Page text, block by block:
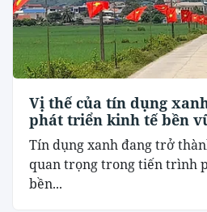
Vị thế của tín dụng
phát triển kinh tế bền
Tín dụng xanh đang trở
quan trọng trong tiến trình
bền...